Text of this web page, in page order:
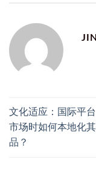
文化适应：国际平
市场时如何本地化
品？